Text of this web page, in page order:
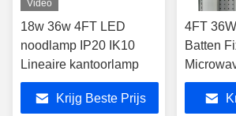
Video
18w 36w 4FT LED
noodlamp IP20 IK10
Lineaire kantoorlamp
Krijg Beste Prijs
4FT
Batten